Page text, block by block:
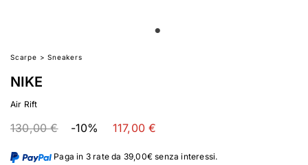
Scarpe >Sneakers
NIKE
Air Rift
130,00 € -10% 117,00 €
Paga in 3 rate da 39,00€ senza interessi.